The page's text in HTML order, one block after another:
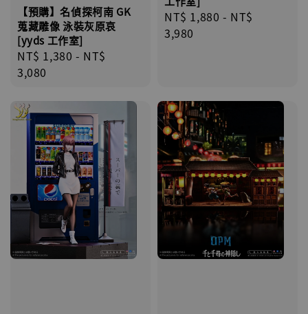
【預購】名偵探柯南 GK
蒐藏雕像 泳裝灰原哀
[yyds 工作室]
Regular
price
NT$ 1,380 - NT$
3,080
Regular
price
NT$ 1,880 - NT$
3,980